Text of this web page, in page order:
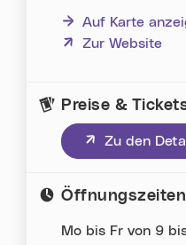
Auf Karte
Zur Website
(neues Fenster)
Preise &
Zu den
(neues Fenster)
Öffnungszeiten
Mo bis Fr von 9